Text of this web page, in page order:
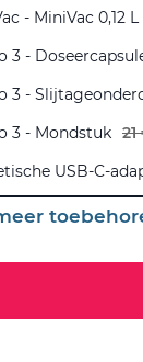
- MiniVac 0,12 L
3 -
3 -
3 - Mondstuk 21
USB-C-